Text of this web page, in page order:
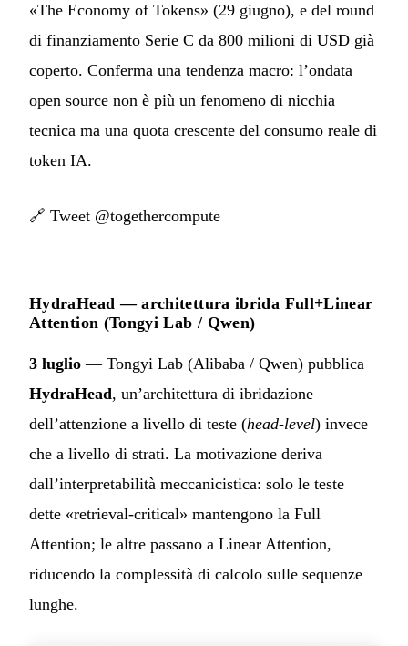
«The Economy of Tokens» (29 giugno), e del round
di finanziamento Serie C da 800 milioni di USD già
coperto. Conferma una tendenza macro: l’ondata
open source non è più un fenomeno di nicchia
tecnica ma una quota crescente del consumo reale di
token IA.
🔗 Tweet @togethercompute
HydraHead — architettura ibrida Full+Linear
Attention (Tongyi Lab / Qwen)
3 luglio — Tongyi Lab (Alibaba / Qwen) pubblica
HydraHead, un’architettura di ibridazione
dell’attenzione a livello di teste (head-level) invece
che a livello di strati. La motivazione deriva
dall’interpretabilità meccanicistica: solo le teste
dette «retrieval-critical» mantengono la Full
Attention; le altre passano a Linear Attention,
riducendo la complessità di calcolo sulle sequenze
lunghe.